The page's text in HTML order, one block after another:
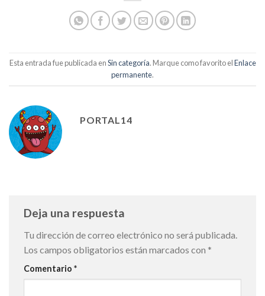
Esta entrada fue publicada enSin categoría. Marque como favorito elEnlace
permanente.
PORTAL14
Deja una respuesta
Tu dirección de correo electrónico no será publicada.
Los campos obligatorios están marcados con *
Comentario *